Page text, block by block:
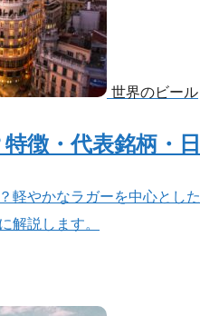
世界のビール
徴・代表銘柄・
軽やかなラガーを中心とし
解説します。